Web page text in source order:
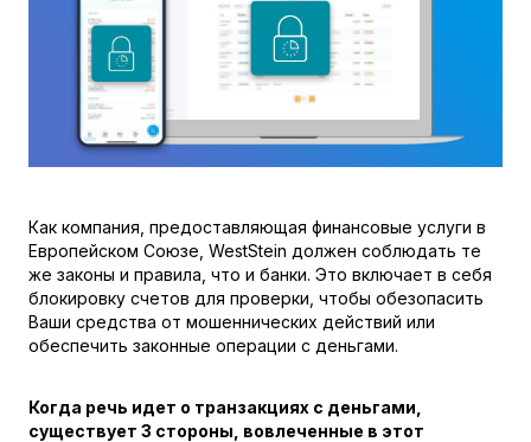
Как компания, предоставляющая финансовые услуги в
Европейском Союзе, WestStein должен соблюдать те
же законы и правила, что и банки. Это включает в себя
блокировку счетов для проверки, чтобы обезопасить
Ваши средства от мошеннических действий или
обеспечить законные операции с деньгами.
Когда речь идет о транзакциях с деньгами,
существует 3 стороны, вовлеченные в этот